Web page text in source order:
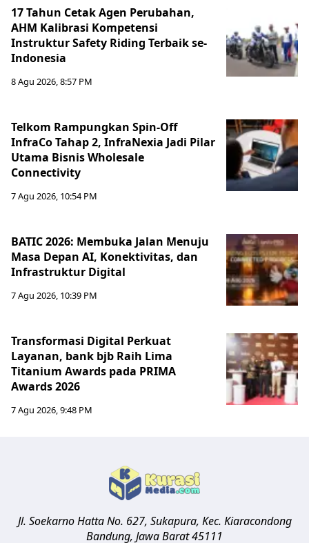
17 Tahun Cetak Agen Perubahan,
AHM Kalibrasi Kompetensi
Instruktur Safety Riding Terbaik se-
Indonesia
8 Agu 2026, 8:57 PM
Telkom Rampungkan Spin-Off
InfraCo Tahap 2, InfraNexia Jadi Pilar
Utama Bisnis Wholesale
Connectivity
7 Agu 2026, 10:54 PM
BATIC 2026: Membuka Jalan Menuju
Masa Depan AI, Konektivitas, dan
Infrastruktur Digital
7 Agu 2026, 10:39 PM
Transformasi Digital Perkuat
Layanan, bank bjb Raih Lima
Titanium Awards pada PRIMA
Awards 2026
7 Agu 2026, 9:48 PM
Jl. Soekarno Hatta No. 627, Sukapura, Kec. Kiaracondong
Bandung, Jawa Barat45111